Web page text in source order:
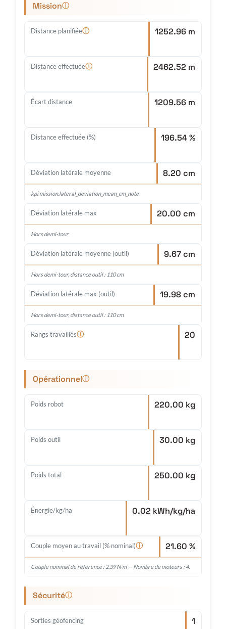
Missionⓘ
Distance planifiéeⓘ 1252.96 m
Distance effectuéeⓘ 2462.52 m
Écart distance 1209.56 m
Distance effectuée (%) 196.54 %
Déviation latérale moyenne 8.20 cm
kpi.mission.lateral_deviation_mean_cm_note
Déviation latérale max 20.00 cm
Hors demi-tour
Déviation latérale moyenne (outil) 9.67 cm
Hors demi-tour, distance outil : 110 cm
Déviation latérale max (outil) 19.98 cm
Hors demi-tour, distance outil : 110 cm
Rangs travaillésⓘ 20
Opérationnelⓘ
Poids robot 220.00 kg
Poids outil 30.00 kg
Poids total 250.00 kg
Énergie/kg/ha 0.02 kWh/kg/ha
Couple moyen au travail (% nominal)ⓘ 21.60 %
Couple nominal de référence : 2.39 N·m — Nombre de moteurs : 4.
Sécuritéⓘ
Sorties géofencing 1